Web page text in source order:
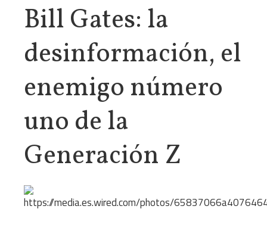
Bill Gates: la
desinformación, el
enemigo número
uno de la
Generación Z